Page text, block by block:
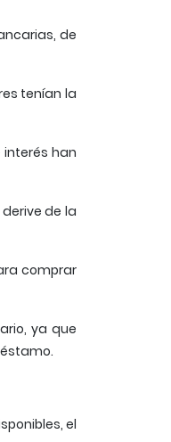
de
tenían la
han
de la
comprar
ya que
el